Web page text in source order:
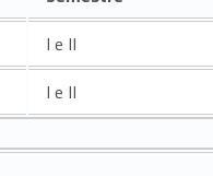
I e II
I e II